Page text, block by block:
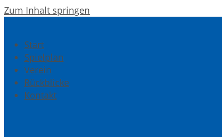
Zum Inhalt springen
Start
Spielplan
Verein
Rückblicke
Kontakt